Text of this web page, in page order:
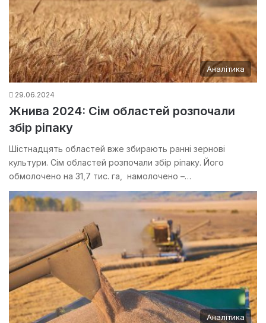
Аналітика
29.06.2024
Жнива 2024: Сім областей розпочали
збір ріпаку
Шістнадцять областей вже збирають ранні зернові
культури. Сім областей розпочали збір ріпаку. Його
обмолочено на 31,7 тис. га, намолочено –…
Аналітика